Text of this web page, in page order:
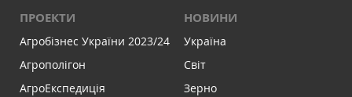
ПРОЕКТИ
Агробізнес України 2023/24
Агрополігон
АгроЕкспедиція
НОВИНИ
Україна
Світ
Зерно